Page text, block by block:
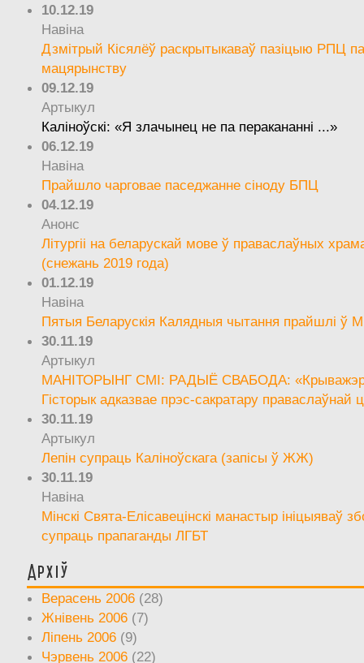
10.12.19
Навіна
Дзмітрый Кісялёў раскрытыкаваў пазіцыю РПЦ
мацярынству
09.12.19
Артыкул
Каліноўскі: «Я злачынец не па перакананні ...»
06.12.19
Навіна
Прайшло чарговае паседжанне сіноду БПЦ
04.12.19
Анонс
Літургіі на беларускай мове ў праваслаўных
(снежань 2019 года)
01.12.19
Навіна
Пятыя Беларускія Калядныя чытання прайшлі ў
30.11.19
Артыкул
МАНІТОРЫНГ СМІ: РАДЫЁ СВАБОДА:
Гісторык адказвае прэс-сакратару праваслаўнай
30.11.19
Артыкул
Лепін супраць Каліноўскага (запісы ў ЖЖ)
30.11.19
Навіна
Мінскі Свята-Елісавецінскі манастыр ініцыяваў
супраць прапаганды ЛГБТ
Архіў
Верасень 2006 (28)
Жнівень 2006 (7)
Ліпень 2006 (9)
Чэрвень 2006 (22)